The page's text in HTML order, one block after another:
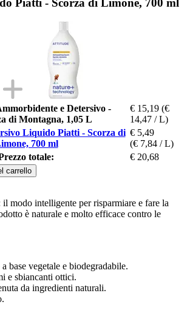
Piatti - Scorza di Limone, 700 ml
e Detersivo -
di Montagna, 1,05 L
€ 15,19 (€
14,47 / L)
Liquido Piatti - Scorza di
700 ml
€ 5,49
(€ 7,84 / L)
totale:
€ 20,68
carrello
modo intelligente per risparmiare e fare la
è naturale e molto efficace contro le
base vegetale e biodegradabile.
e sbiancanti ottici.
da ingredienti naturali.